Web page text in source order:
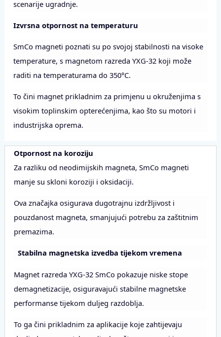
scenarije ugradnje.
Izvrsna otpornost na temperaturu
SmCo magneti poznati su po svojoj stabilnosti na visoke
temperature, s magnetom razreda YXG-32 koji može
raditi na temperaturama do 350°C.
To čini magnet prikladnim za primjenu u okruženjima s
visokim toplinskim opterećenjima, kao što su motori i
industrijska oprema.
Otpornost na koroziju
Za razliku od neodimijskih magneta, SmCo magneti
manje su skloni koroziji i oksidaciji.
Ova značajka osigurava dugotrajnu izdržljivost i
pouzdanost magneta, smanjujući potrebu za zaštitnim
premazima.
Stabilna magnetska izvedba tijekom vremena
Magnet razreda YXG-32 SmCo pokazuje niske stope
demagnetizacije, osiguravajući stabilne magnetske
performanse tijekom duljeg razdoblja.
To ga čini prikladnim za aplikacije koje zahtijevaju